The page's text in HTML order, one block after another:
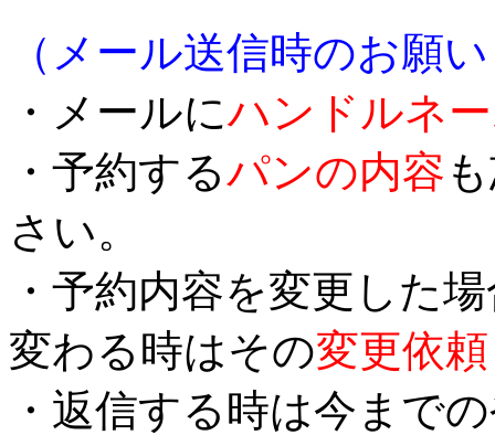
（メール送信時のお願
・メールにハンドルネ
・予約するパンの内容
さい。
・予約内容を変更した
変わる時はその変更依
・返信する時は今まで